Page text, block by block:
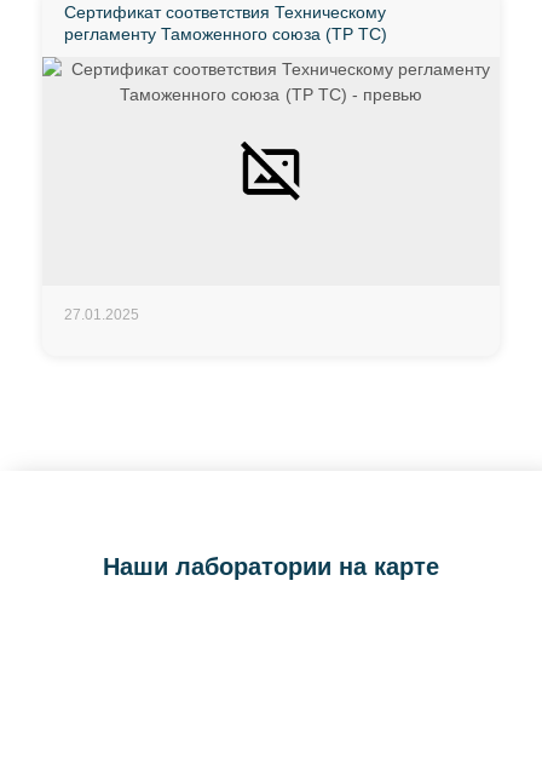
Сертификат соответствия Техническому
регламенту Таможенного союза (ТР ТС)
27.01.2025
Наши лаборатории на карте